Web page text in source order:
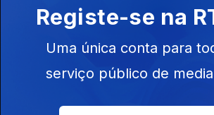
Colúmbia Britânica declara
Registe-se na
Uma única conta para
serviço público de media